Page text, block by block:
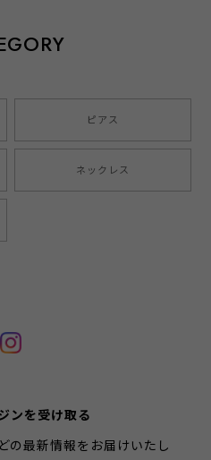
ピアス
ネックレス
ンを受け取る
の最新情報をお届けいたし